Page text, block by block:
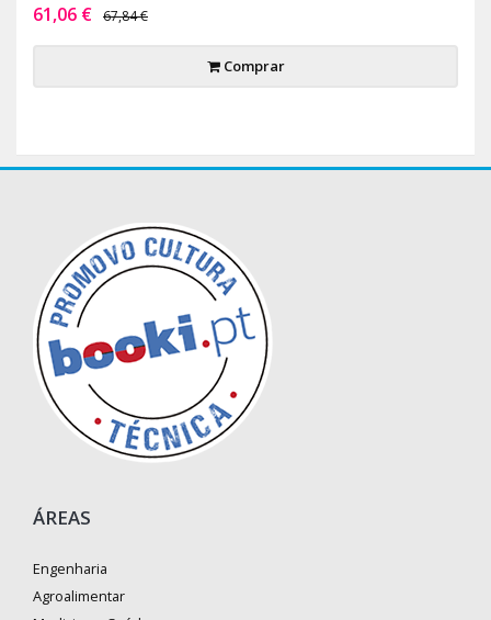
61,06 € 67,84 €
Comprar
ÁREAS
Engenharia
Agroalimentar